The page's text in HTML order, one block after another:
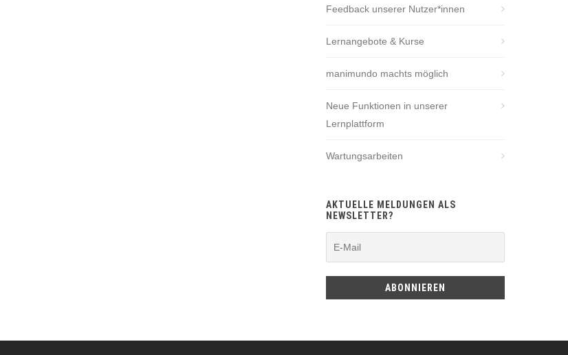
Feedback unserer Nutzer*innen
Lernangebote & Kurse
manimundo machts möglich
Neue Funktionen in unserer
Lernplattform
Wartungsarbeiten
AKTUELLE MELDUNGEN ALS
NEWSLETTER?